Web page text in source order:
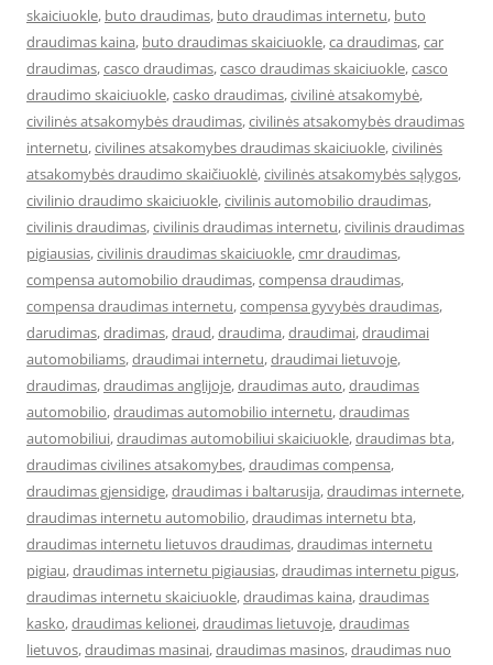
skaiciuokle, buto draudimas, buto draudimas internetu, buto
draudimas kaina, buto draudimas skaiciuokle,ca draudimas,car
draudimas,casco draudimas,casco draudimas skaiciuokle,casco
draudimo skaiciuokle,casko draudimas,civilinė atsakomybė,
civilinės atsakomybės draudimas,civilinės atsakomybės draudimas
internetu,civilines atsakomybes draudimas skaiciuokle,civilinės
atsakomybės draudimo skaičiuoklė,civilinės atsakomybės sąlygos,
civilinio draudimo skaiciuokle,civilinis automobilio draudimas,
civilinis draudimas,civilinis draudimas internetu,civilinis draudimas
pigiausias,civilinis draudimas skaiciuokle,cmr draudimas,
compensa automobilio draudimas,compensa draudimas,
compensa draudimas internetu,compensa gyvybės draudimas,
darudimas,dradimas,draud,draudima,draudimai,draudimai
automobiliams,draudimai internetu,draudimai lietuvoje,
draudimas,draudimas anglijoje,draudimas auto,draudimas
automobilio,draudimas automobilio internetu,draudimas
automobiliui,draudimas automobiliui skaiciuokle,draudimas bta,
draudimas civilines atsakomybes,draudimas compensa,
draudimas gjensidige,draudimas i baltarusija,draudimas internete,
draudimas internetu automobilio,draudimas internetu bta,
draudimas internetu lietuvos draudimas,draudimas internetu
pigiau,draudimas internetu pigiausias,draudimas internetu pigus,
draudimas internetu skaiciuokle,draudimas kaina,draudimas
kasko,draudimas kelionei,draudimas lietuvoje,draudimas
lietuvos,draudimas masinai,draudimas masinos,draudimas nuo